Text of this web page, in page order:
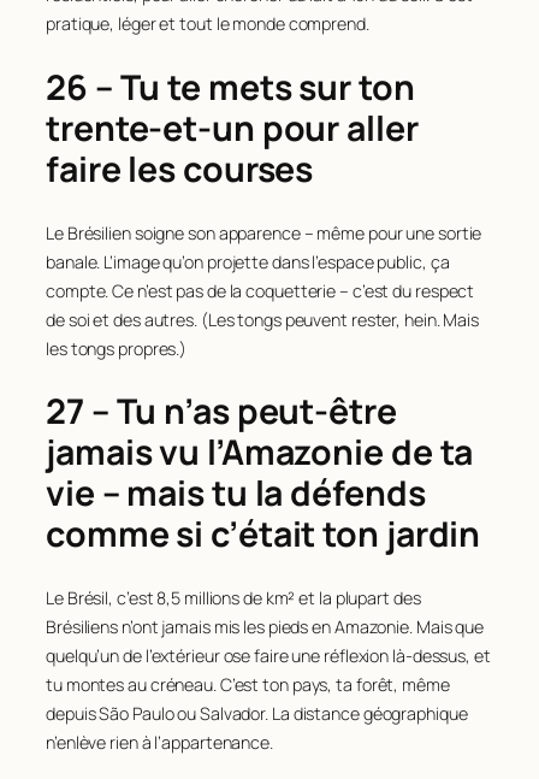
pratique, léger et tout le monde comprend.
26 – Tu te mets sur ton
trente-et-un pour aller
faire les courses
Le Brésilien soigne son apparence – même pour une sortie
banale. L’image qu’on projette dans l’espace public, ça
compte. Ce n’est pas de la coquetterie – c’est du respect
de soi et des autres. (Les tongs peuvent rester, hein. Mais
les tongs propres.)
27 – Tu n’as peut-être
jamais vu l’Amazonie de ta
vie – mais tu la défends
comme si c’était ton jardin
Le Brésil, c’est 8,5 millions de km² et la plupart des
Brésiliens n’ont jamais mis les pieds en Amazonie. Mais que
quelqu’un de l’extérieur ose faire une réflexion là-dessus, et
tu montes au créneau. C’est ton pays, ta forêt, même
depuis São Paulo ou Salvador. La distance géographique
n’enlève rien à l’appartenance.